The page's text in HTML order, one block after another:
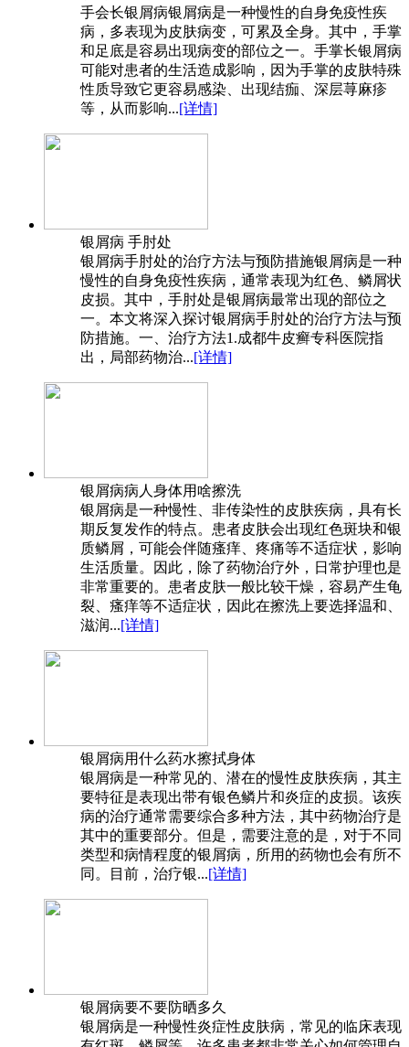
手会长银屑病银屑病是一种慢性的自身免疫性疾
病，多表现为皮肤病变，可累及全身。其中，手掌
和足底是容易出现病变的部位之一。手掌长银屑病
可能对患者的生活造成影响，因为手掌的皮肤特殊
性质导致它更容易感染、出现结痂、深层荨麻疹
等，从而影响...[详情]
银屑病 手肘处
银屑病手肘处的治疗方法与预防措施银屑病是一种
慢性的自身免疫性疾病，通常表现为红色、鳞屑状
皮损。其中，手肘处是银屑病最常出现的部位之
一。本文将深入探讨银屑病手肘处的治疗方法与预
防措施。一、治疗方法1.成都牛皮癣专科医院指
出，局部药物治...[详情]
银屑病病人身体用啥擦洗
银屑病是一种慢性、非传染性的皮肤疾病，具有长
期反复发作的特点。患者皮肤会出现红色斑块和银
质鳞屑，可能会伴随瘙痒、疼痛等不适症状，影响
生活质量。因此，除了药物治疗外，日常护理也是
非常重要的。患者皮肤一般比较干燥，容易产生龟
裂、瘙痒等不适症状，因此在擦洗上要选择温和、
滋润...[详情]
银屑病用什么药水擦拭身体
银屑病是一种常见的、潜在的慢性皮肤疾病，其主
要特征是表现出带有银色鳞片和炎症的皮损。该疾
病的治疗通常需要综合多种方法，其中药物治疗是
其中的重要部分。但是，需要注意的是，对于不同
类型和病情程度的银屑病，所用的药物也会有所不
同。目前，治疗银...[详情]
银屑病要不要防晒多久
银屑病是一种慢性炎症性皮肤病，常见的临床表现